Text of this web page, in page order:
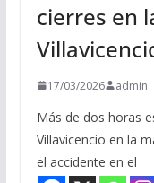
cierres en
17/03/2026 admin
Más de dos horas
Villavicencio en la
el accidente en el